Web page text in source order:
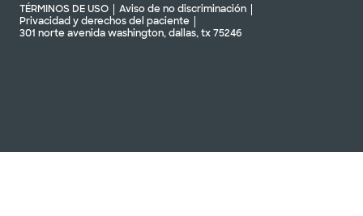
TÉRMINOS DE USO
Aviso de no discriminación
Privacidad y derechos del paciente
301 norte avenida washington, dallas, tx 75246